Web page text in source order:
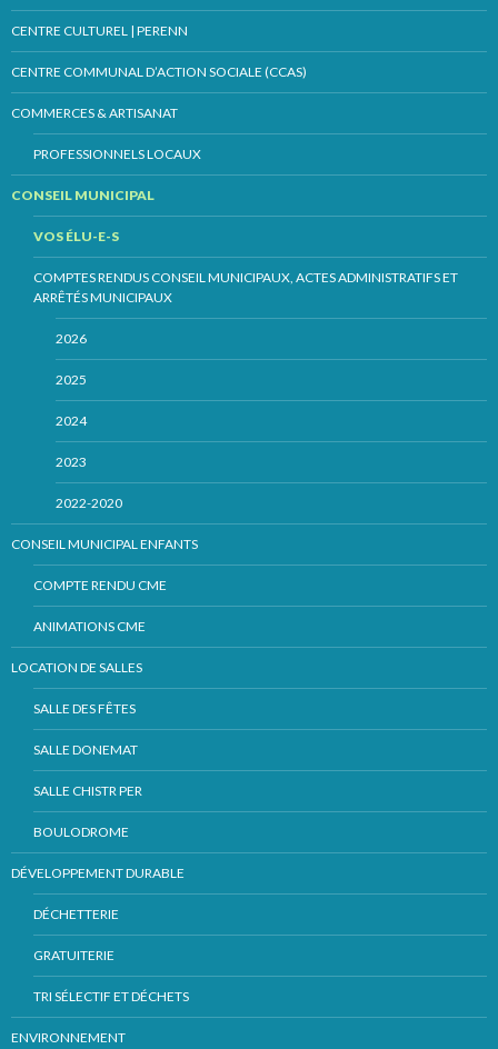
CENTRE CULTUREL | PERENN
CENTRE COMMUNAL D’ACTION SOCIALE (CCAS)
COMMERCES & ARTISANAT
PROFESSIONNELS LOCAUX
CONSEIL MUNICIPAL
VOS ÉLU-E-S
COMPTES RENDUS CONSEIL MUNICIPAUX, ACTES ADMINISTRATIFS ET
ARRÊTÉS MUNICIPAUX
2026
2025
2024
2023
2022-2020
CONSEIL MUNICIPAL ENFANTS
COMPTE RENDU CME
ANIMATIONS CME
LOCATION DE SALLES
SALLE DES FÊTES
SALLE DONEMAT
SALLE CHISTR PER
BOULODROME
DÉVELOPPEMENT DURABLE
DÉCHETTERIE
GRATUITERIE
TRI SÉLECTIF ET DÉCHETS
ENVIRONNEMENT